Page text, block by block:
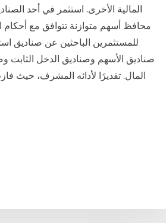
المالية الأخرى. استثمر في أحد
محافظ أسهم متوازنة تتوافق مع
للمستثمرين الباحثين عن صناديق
صناديق الأسهم وصناديق الدخل الثابت
المال. تقديرًا لأدائه المشرف،